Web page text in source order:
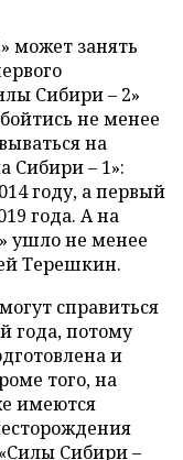
может занять
Сибири – 2»
не менее
на
Сибири – 1»:
году, а первый
года. А на
ушло не менее
Терешкин.
справиться
года, потому
и
того, на
имеются
Сибири –